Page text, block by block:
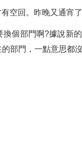
空回。昨晚又通宵
個部門啊?據說新
部門，一點意思都